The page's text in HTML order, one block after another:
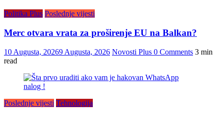
Politika Plus Poslednje vijesti
Merc otvara vrata za proširenje EU na Balkan?
10 Augusta, 20269 Augusta, 2026 Novosti Plus 0 Comments 3 min
read
Poslednje vijesti Tehnologija